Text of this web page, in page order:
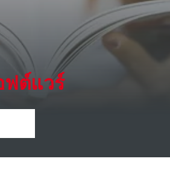
ฟต์แวร์